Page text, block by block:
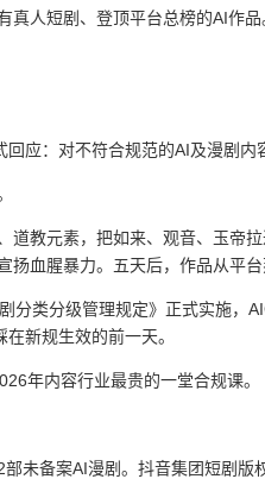
真人短剧、登顶平台总榜的AI作
应：对不符合规范的AI及漫剧内
道教元素，把如来、观音、玉帝
血腥暴力。五天后，作品从平台
分类分级管理规定》正式实施，
新规生效的前一天。
年内容行业最贵的一堂合规课。
未备案AI漫剧。抖音集团短剧